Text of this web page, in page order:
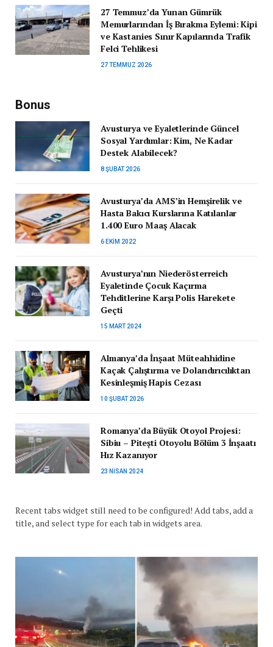
27 Temmuz’da Yunan Gümrük
Memurlarından İş Bırakma Eylemi: Kipi
ve Kastanies Sınır Kapılarında Trafik
Felci Tehlikesi
27 TEMMUZ 2026
Bonus
Avusturya ve Eyaletlerinde Güncel
Sosyal Yardımlar: Kim, Ne Kadar
Destek Alabilecek?
8 ŞUBAT 2026
Avusturya’da AMS’in Hemşirelik ve
Hasta Bakıcı Kurslarına Katılanlar
1.400 Euro Maaş Alacak
6 EKIM 2022
Avusturya’nın Niederösterreich
Eyaletinde Çocuk Kaçırma
Tehditlerine Karşı Polis Harekete
Geçti
15 MART 2024
Almanya’da İnşaat Müteahhidine
Kaçak Çalıştırma ve Dolandırıcılıktan
Kesinleşmiş Hapis Cezası
10 ŞUBAT 2026
Romanya’da Büyük Otoyol Projesi:
Sibiu – Pitești Otoyolu Bölüm 3 İnşaatı
Hız Kazanıyor
23 NISAN 2024
Recent tabs widget still need to be configured! Add tabs, add a
title, and select type for each tab in widgets area.